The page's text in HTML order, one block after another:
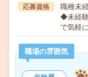
応募資格
職種未
◆未経
で気軽
職場の雰囲気